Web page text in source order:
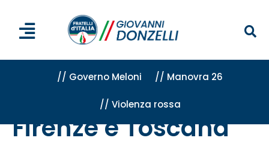
// Governo Meloni // Manovra 26
// Violenza rossa
Firenze e Toscana»
Firenze e Toscana